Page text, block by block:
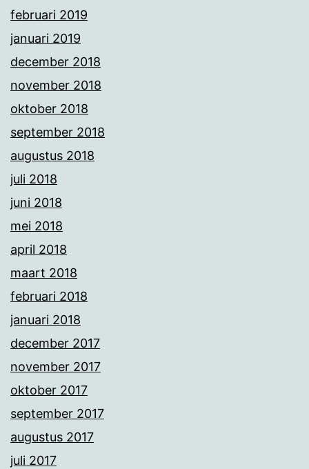
februari 2019
januari 2019
december 2018
november 2018
oktober 2018
september 2018
augustus 2018
juli 2018
juni 2018
mei 2018
april 2018
maart 2018
februari 2018
januari 2018
december 2017
november 2017
oktober 2017
september 2017
augustus 2017
juli 2017